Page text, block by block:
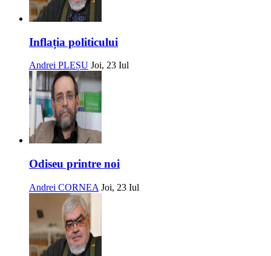
Inflația politicului
Andrei PLEȘU Joi, 23 Iul
Odiseu printre noi
Andrei CORNEA Joi, 23 Iul